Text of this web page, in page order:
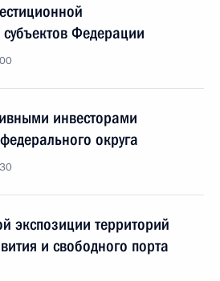
субъектов Федерации
инвесторами
округа
экспозиции территорий
и свободного порта